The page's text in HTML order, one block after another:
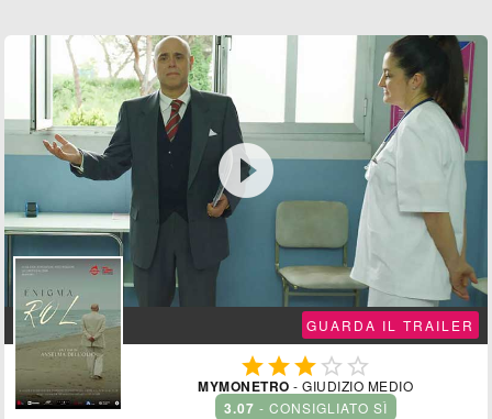

GUARDA IL TRAILER
  
MYMONETRO - GIUDIZIO MEDIO
3.07 - CONSIGLIATO SÌ